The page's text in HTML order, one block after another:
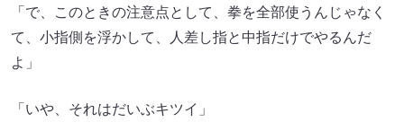
「で、このときの注意点として、拳を全部使うんじゃなく
て、小指側を浮かして、人差し指と中指だけでやるんだ
よ」
「いや、それはだいぶキツイ」